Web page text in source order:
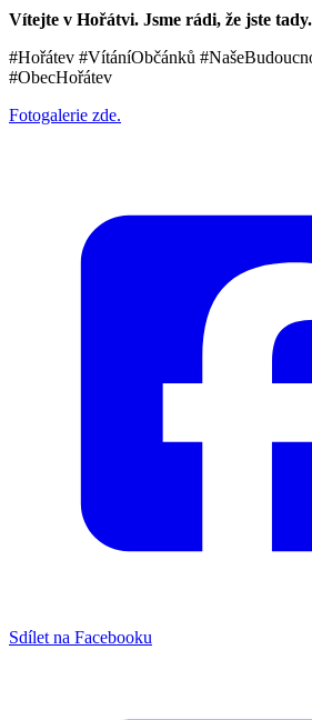
Vítejte v Hořátvi. Jsme rádi, že jste tady.
#Hořátev #VítáníObčánků
#ObecHořátev
Fotogalerie zde.
Sdílet na Facebooku